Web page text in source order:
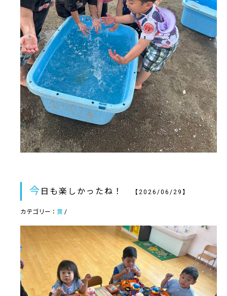
今 日も楽しかったね！ 【2026/06/29】
カテゴリー： 黄 /